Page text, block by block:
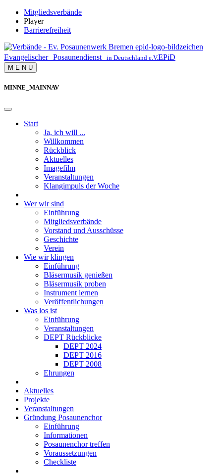
Mitgliedsverbände
Player
Barrierefreiheit
Evangelischer Posaunendienst in Deutschland e.V.EPiD
M E N U
MINNE_MAINNAV
Start
Ja, ich will ...
Willkommen
Rückblick
Aktuelles
Imagefilm
Veranstaltungen
Klangimpuls der Woche
Wer wir sind
Einführung
Mitgliedsverbände
Vorstand und Ausschüsse
Geschichte
Verein
Wie wir klingen
Einführung
Bläsermusik genießen
Bläsermusik proben
Instrument lernen
Veröffentlichungen
Was los ist
Einführung
Veranstaltungen
DEPT Rückblicke
DEPT 2024
DEPT 2016
DEPT 2008
Ehrungen
Aktuelles
Projekte
Veranstaltungen
Gründung Posaunenchor
Einführung
Informationen
Posaunenchor treffen
Voraussetzungen
Checkliste